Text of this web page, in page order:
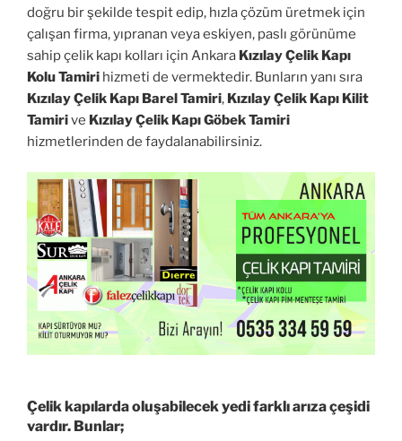
doğru bir şekilde tespit edip, hızla çözüm üretmek için
çalışan firma, yıpranan veya eskiyen, paslı görünüme
sahip çelik kapı kolları için Ankara Kızılay Çelik Kapı
Kolu Tamiri hizmeti de vermektedir. Bunların yanı sıra
Kızılay Çelik Kapı Barel Tamiri, Kızılay Çelik Kapı Kilit
Tamirive Kızılay Çelik Kapı Göbek Tamiri
hizmetlerinden de faydalanabilirsiniz.
Çelik kapılarda oluşabilecek yedi farklı arıza çeşidi
vardır. Bunlar;